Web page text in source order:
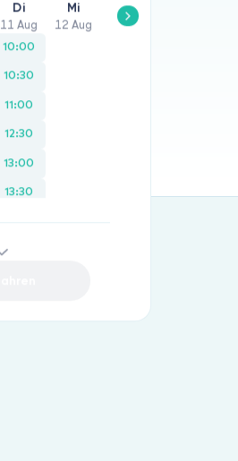
Di
11 Aug
10:00
10:30
11:00
12:30
13:00
13:30
14:30
Mi
12 Aug
Do
13 Aug
14:30